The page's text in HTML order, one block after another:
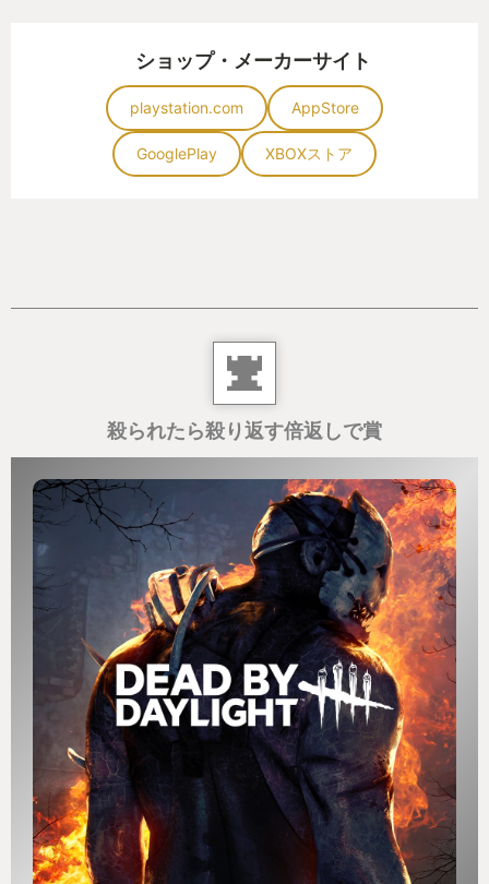
ショップ・メーカーサイト
playstation.com AppStore
GooglePlay XBOXストア
殺られたら殺り返す倍返しで賞